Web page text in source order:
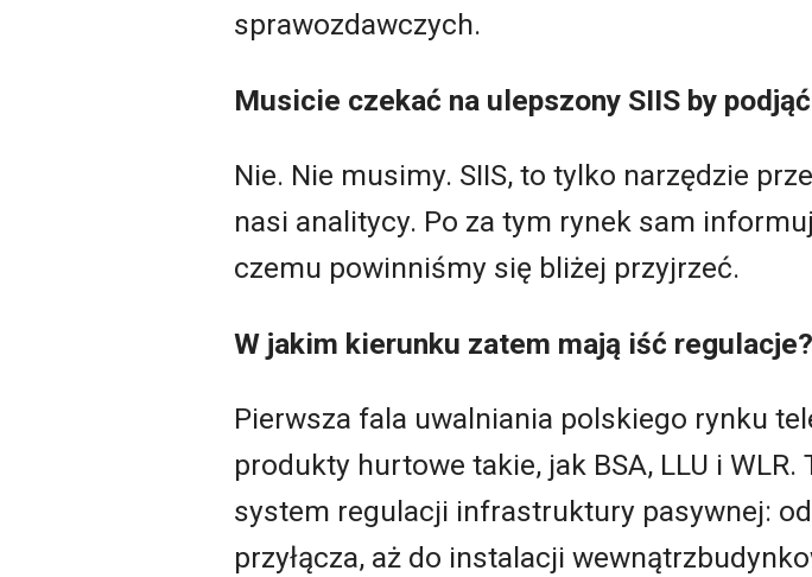
sprawozdawczych.
Musicie czekać na ulepszony SIIS by
Nie. Nie musimy. SIIS, to tylko narzędzie
nasi analitycy. Po za tym rynek sam
czemu powinniśmy się bliżej przyjrzeć.
W jakim kierunku zatem mają iść regulacje?
Pierwsza fala uwalniania polskiego rynku
produkty hurtowe takie, jak BSA, LLU i
system regulacji infrastruktury pasywnej:
przyłącza, aż do instalacji